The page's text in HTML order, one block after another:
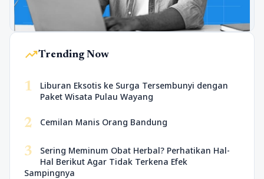
trending_upTrending Now
1
Liburan Eksotis ke Surga Tersembunyi dengan
Paket Wisata Pulau Wayang
2 Cemilan Manis Orang Bandung
3
Sering Meminum Obat Herbal? Perhatikan Hal-
Hal Berikut Agar Tidak Terkena Efek
Sampingnya